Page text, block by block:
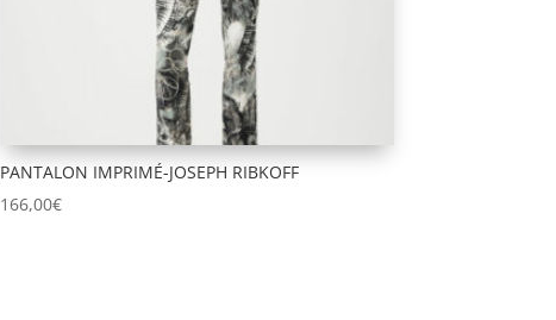
PANTALON IMPRIMÉ-JOSEPH RIBKOFF
166,00€